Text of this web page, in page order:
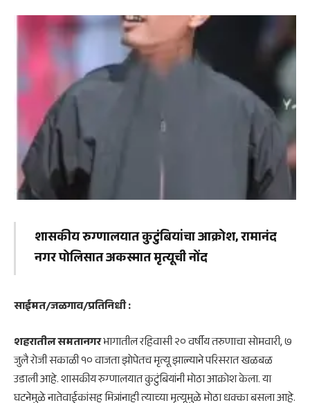
शासकीय रुग्णालयात कुटुंबियांचा आक्रोश, रामानंद
नगर पोलिसात अकस्मात मृत्यूची नोंद
साईमत/जळगाव/प्रतिनिधी :
शहरातील समतानगरभागातील रहिवासी २० वर्षीय तरुणाचा सोमवारी, ७
जुलै रोजी सकाळी १० वाजता झोपेतच मृत्यू झाल्याने परिसरात खळबळ
उडाली आहे. शासकीय रुग्णालयात कुटुंबियांनी मोठा आक्रोश केला. या
घटनेमुळे नातेवाईकांसह मित्रांनाही त्याच्या मृत्यूमुळे मोठा धक्का बसला आहे.